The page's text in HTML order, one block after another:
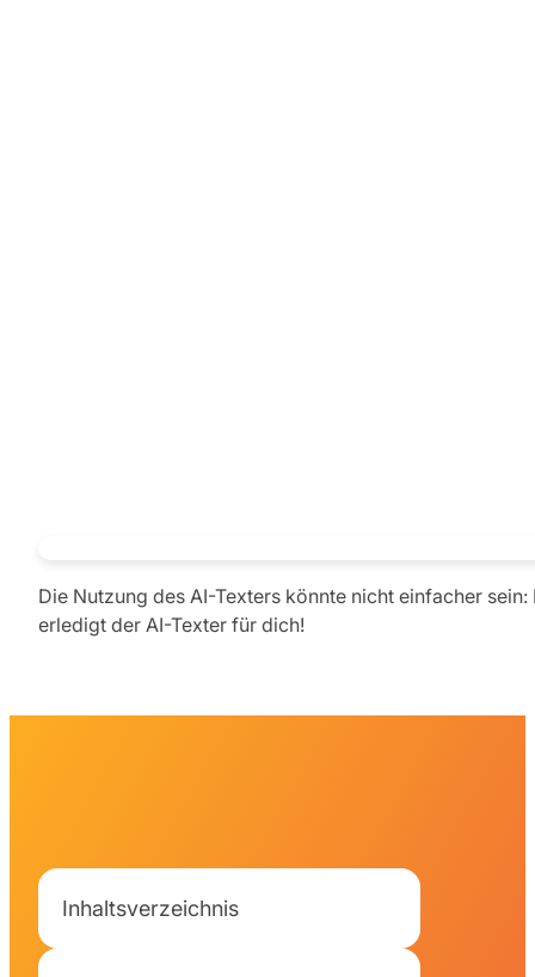
Die Nutzung des AI-Texters könnte nicht einfacher
erledigt der AI-Texter für dich!
Inhaltsverzeichnis